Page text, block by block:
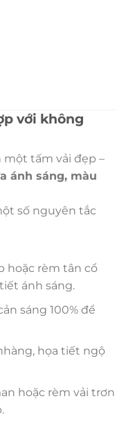
với không
một tấm vải đẹp –
ánh sáng, màu
số nguyên tắc
hoặc rèm tân cổ
ánh sáng.
sáng 100% để
họa tiết ngộ
hoặc rèm vải trơn